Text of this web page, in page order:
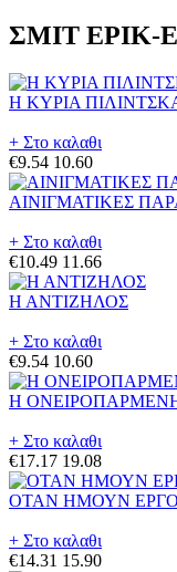
ΣΜΙΤ
Η ΚΥΡΙΑ
+ Στο καλαθι
€9.54 10.60
ΑΙΝΙΓΜΑΤΙΚΕΣ
+ Στο καλαθι
€10.49 11.66
Η ΑΝΤΙΖΗΛΟΣ
+ Στο καλαθι
€9.54 10.60
Η
+ Στο καλαθι
€17.17 19.08
ΟΤΑΝ ΗΜΟΥΝ
+ Στο καλαθι
€14.31 15.90